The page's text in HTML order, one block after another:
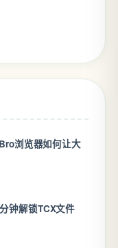
浏览器如何让大
钟解锁TCX文件